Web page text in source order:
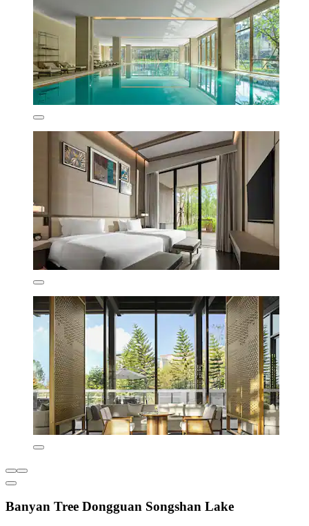
Banyan Tree Dongguan Songshan Lake